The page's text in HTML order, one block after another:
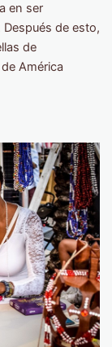
en ser
de esto,
de
América